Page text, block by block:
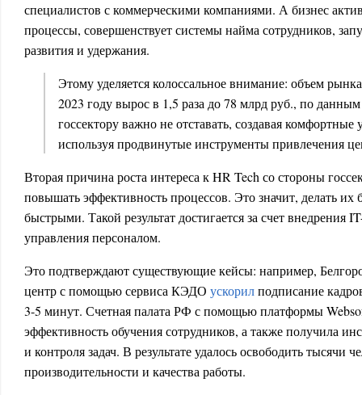
специалистов с коммерческими компаниями. А бизнес
процессы, совершенствует системы найма сотрудников,
развития и удержания.
Этому уделяется колоссальное внимание: объем
2023 году вырос в 1,5 раза до 78 млрд руб., по
госсектору важно не отставать, создавая комфортные
используя продвинутые инструменты привлечения
Вторая причина роста интереса к HR Tech со стороны
повышать эффективность процессов. Это значит, делать их
быстрыми. Такой результат достигается за счет внедрения
управления персоналом.
Это подтверждают существующие кейсы: например,
центр с помощью сервиса КЭДО ускорилподписание
3-5 минут. Счетная палата РФ с помощью платформы
эффективность обучения сотрудников, а также получила
и контроля задач. В результате удалось освободить тысячи
производительности и качества работы.